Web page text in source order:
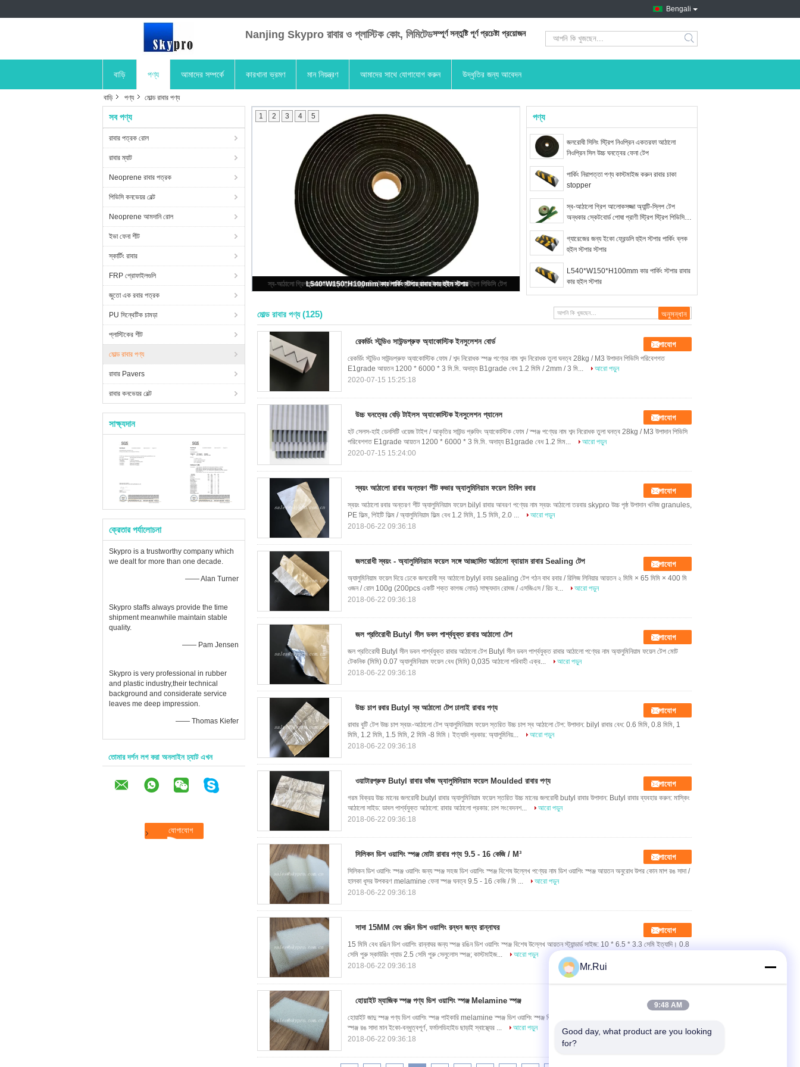
Bengali
Nanjing Skypro রাবার ও প্লাস্টিক কোং, লিমিটেডসম্পূর্ণ সন্তুষ্টি পূর্ণ প্রচেষ্টা প্রয়োজন
search
বাড়ি পণ্য আমাদের সম্পর্কে কারখানা ভ্রমণ মান নিয়ন্ত্রণ আমাদের সাথে যোগাযোগ করুন উদ্ধৃতির জন্য আবেদন
বাড়ি পণ্য মোল্ড রাবার পণ্য
সব পণ্য
রাবার পত্রক রোল
রাবার ম্যাট
Neoprene রাবার পত্রক
পিভিসি কনভেয়র বেল্ট
Neoprene আমদানি রোল
ইভা ফেনা শীট
স্কার্টিং রাবার
FRP প্রোফাইলগুলি
জুতো এক রবার পত্রক
PU সিন্থেটিক চামড়া
প্লাস্টিকের শীট
মোল্ড রাবার পণ্য
রাবার Pavers
রাবার কনভেয়র বেল্ট
সাক্ষ্যদান
ক্রেতার পর্যালোচনা
Skypro is a trustworthy company which
we dealt for more than one decade.
—— Alan Turner
Skypro staffs always provide the time
shipment meanwhile maintain stable
quality.
—— Pam Jensen
Skypro is very professional in rubber
and plastic industry,their technical
background and considerate service
leaves me deep impression.
—— Thomas Kiefer
তোমার দর্শন লগ করা অনলাইন চ্যাট এখন
জলরোধী সিলিং স্ট্রিপ নিওপ্রিন একতরফা আঠালো নিওপ্রিন সিল উচ্চ ঘনত্বের ফেনা টেপ
1 2 3 4 5 পণ্য
জলরোধী সিলিং স্ট্রিপ নিওপ্রিন একতরফা আঠালো
নিওপ্রিন সিল উচ্চ ঘনত্বের ফেনা টেপ
পার্কিং নিরাপত্তা পণ্য কাস্টমাইজ করুন রাবার চাকা
stopper
স্ব-আঠালো গ্রিপ আলোকসজ্জা অ্যান্টি-স্লিপ টেপ
অন্ধকার স্কেটবোর্ড পোষা প্রাণী স্ট্রিপ স্ট্রিপ পিভিসি
গ্যারেজের জন্য ইকো ফ্রেন্ডলি হুইল স্টপার পার্কিং ব্লক
হুইল স্টপার স্টপার
L540*W150*H100mm কার পার্কিং স্টপার রাবার
কার হুইল স্টপার
মোল্ড রাবার পণ্য (125)
রেকর্ডিং স্টুডিও সাউন্ডপ্রুফ অ্যাকোস্টিক ইনসুলেশন বোর্ড যোগাযোগ
রেকর্ডিং স্টুডিও সাউন্ডপ্রুফ অ্যাকোস্টিক ফোম / শব্দ নিরোধক স্পঞ্জ পণ্যের নাম শব্দ নিরোধক তুলা ঘনত্ব 28kg / M3 উপাদান পিভিসি পরিবেশগত
E1grade আয়তন 1200 * 6000 * 3 মি.মি. অদাহ্য B1grade বেধ 1.2 মিমি / 2mm / 3 মি...
আরো পড়ুন
2020-07-15 15:25:18
উচ্চ ঘনত্বের বেড়ি টাইলস অ্যাকোস্টিক ইনসুলেশন প্যানেল যোগাযোগ
হট সেলস-হাই ডেনসিটি ওয়েজ টাইপ / আকৃতির সাউন্ড প্রুফিং অ্যাকোস্টিক ফোম / স্পঞ্জ পণ্যের নাম শব্দ নিরোধক তুলা ঘনত্ব 28kg / M3 উপাদান পিভিসি
পরিবেশগত E1grade আয়তন 1200 * 6000 * 3 মি.মি. অদাহ্য B1grade বেধ 1.2 মিম...
আরো পড়ুন
2020-07-15 15:24:00
স্বয়ং আঠালো রাবার অন্তরণ শীট কভার অ্যালুমিনিয়াম ফয়েল তিবিল রবার যোগাযোগ
স্বয়ং আঠালো রবার অন্তরণ শীট অ্যালুমিনিয়াম ফয়েল bilyl রাবার আবরণ পণ্যের নাম স্বয়ং আঠালো তরবার skypro উচ্চ পৃষ্ঠ উপাদান খনিজ granules,
PE ফিল্ম, পিইটি ফিল্ম / অ্যালুমিনিয়াম ফিল্ম বেধ 1.2 মিমি, 1.5 মিমি, 2.0 ...
আরো পড়ুন
2018-06-22 09:36:18
জলরোধী স্বয়ং - অ্যালুমিনিয়াম ফয়েল সঙ্গে আচ্ছাদিত আঠালো ব্যায়াম রাবার Sealing টেপ যোগাযোগ
অ্যালুমিনিয়াম ফয়েল দিয়ে ঢেকে জলরোধী স্ব আঠালো bylyl রবার sealing টেপ গঠন বাথ রবার / রিলিজ লিনিয়ার আয়তন ২ মিমি × 65 মিমি × 400 মি
ওজন / রোল 100g (200pcs একটি শক্ত কাগজ লোড) সাক্ষ্যদান রোহ্জ / এসজিএস / রিচ ব...
আরো পড়ুন
2018-06-22 09:36:18
জল প্রতিরোধী Butyl সীল ডবল পার্শ্বযুক্ত রাবার আঠালো টেপ যোগাযোগ
জল প্রতিরোধী Butyl সীল ডবল পার্শ্বযুক্ত রাবার আঠালো টেপ Butyl সীল ডবল পার্শ্বযুক্ত রাবার আঠালো পণ্যের নাম অ্যালুমিনিয়াম ফয়েল টেপ মোট
টেকনিক (মিমি) 0.07 অ্যালুমিনিয়াম ফয়েল বেধ (মিমি) 0,035 আঠালো পরিবাহী এক্র...
আরো পড়ুন
2018-06-22 09:36:18
উচ্চ চাপ রবার Butyl স্ব আঠালো টেপ ঢালাই রাবার পণ্য যোগাযোগ
রাবার বুটি টেপ উচ্চ চাপ স্বয়ং-আঠালো টেপ অ্যালুমিনিয়াম ফয়েল স্তরিত উচ্চ চাপ স্ব আঠালো টেপ: উপাদান: bilyl রাবার বেধ: 0.6 মিমি, 0.8 মিমি, 1
মিমি, 1.2 মিমি, 1.5 মিমি, 2 মিমি -8 মিমি। ইত্যাদি প্রকার: অ্যালুমিনিয়...
আরো পড়ুন
2018-06-22 09:36:18
ওয়াটারপ্রুফ Butyl রাবার ভাঁজ অ্যালুমিনিয়াম ফয়েল Moulded রাবার পণ্য যোগাযোগ
গরম বিক্রয় উচ্চ মানের জলরোধী butyl রাবার অ্যালুমিনিয়াম ফয়েল স্তরিত উচ্চ মানের জলরোধী butyl রাবার উপাদান: Butyl রাবার ব্যবহার করুন: মাস্কিং
আঠালো সাইড: ডাবল পার্শ্বযুক্ত আঠালো: রাবার আঠালো প্রকার: চাপ সংবেদনশ...
আরো পড়ুন
2018-06-22 09:36:18
সিলিকন ডিশ ওয়াশিং স্পঞ্জ মোটা রাবার পণ্য 9.5 - 16 কেজি / M³ যোগাযোগ
সিলিকন ডিশ ওয়াশিং স্পঞ্জ ওয়াশিং জন্য স্পঞ্জ সহজ ডিশ ওয়াশিং স্পঞ্জ বিশেষ উল্লেখ পণ্যের নাম ডিশ ওয়াশিং স্পঞ্জ আয়তন অনুরোধ উপর কোন মাপ রঙ সাদা /
হালকা ধূসর উপকরণ melamine ফেনা স্পঞ্জ ঘনত্ব 9.5 - 16 কেজি / মি ...
আরো পড়ুন
2018-06-22 09:36:18
সাদা 15MM বেধ রঙিন ডিশ ওয়াশিং রন্ধন জন্য রান্নাঘর যোগাযোগ
15 মিমি বেধ রঙিন ডিশ ওয়াশিং রান্নাঘর জন্য স্পঞ্জ রঙিন ডিশ ওয়াশিং স্পঞ্জ বিশেষ উল্লেখ আয়তন স্ট্যান্ডার্ড সাইজ: 10 * 6.5 * 3.3 সেমি ইত্যাদি। 0.8
সেমি পুরু স্কাউরিং প্যাড 2.5 সেমি পুরু সেলুলোস স্পঞ্জ; কাস্টমাইজ...
আরো পড়ুন
2018-06-22 09:36:18
হোয়াইট ম্যাজিক স্পঞ্জ পণ্য ডিশ ওয়াশিং স্পঞ্জ Melamine স্পঞ্জ যোগাযোগ
হোয়াইট জাদু স্পঞ্জ পণ্য ডিশ ওয়াশিং স্পঞ্জ পাইকারি melamine স্পঞ্জ ডিশ ওয়াশিং স্পঞ্জ বিশেষ উল্লেখ পণ্যের নাম পরিষ্কার ফেনা উপাদান Melamine
স্পঞ্জ রঙ সাদা মান ইকো-বন্ধুত্বপূর্ণ, ফর্মালডিহাইড ছাড়াই স্বাস্থ্যের ...
আরো পড়ুন
2018-06-22 09:36:18
Mr.Rui
9:48 AM
Good day, what product are you looking
for?